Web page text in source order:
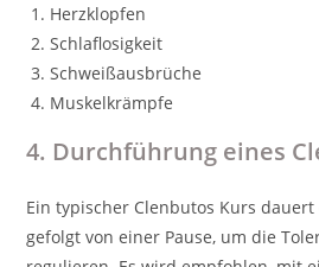
Herzklopfen
Schlaflosigkeit
Schweißausbrüche
Muskelkrämpfe
4. Durchführung eines
Ein typischer Clenbutos Kurs dauert
gefolgt von einer Pause, um die